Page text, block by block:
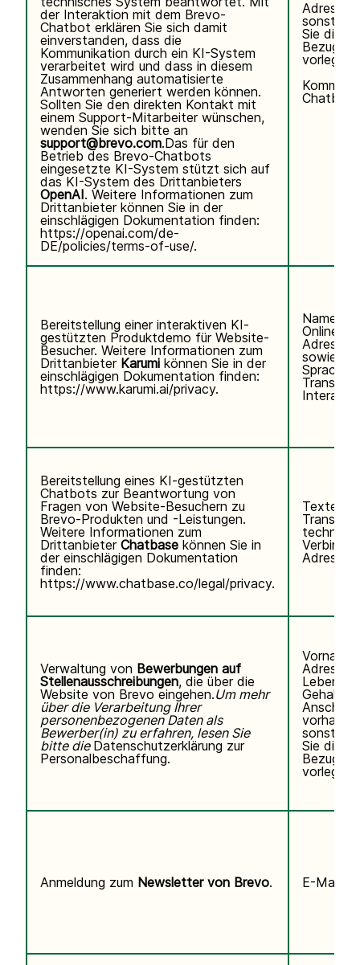
der Interaktion mit dem Brevo-
Chatbot erklären Sie sich damit
einverstanden, dass die
Kommunikation durch ein KI-System
verarbeitet wird und dass in diesem
Zusammenhang automatisierte
Antworten generiert werden können.
Sollten Sie den direkten Kontakt mit
einem Support-Mitarbeiter wünschen,
wenden Sie sich bitte an
support@brevo.com.Das für den
Betrieb des Brevo-Chatbots
eingesetzte KI-System stützt sich auf
das KI-System des Drittanbieters
OpenAI. Weitere Informationen zum
Drittanbieter können Sie in der
einschlägigen Dokumentation finden:
https://openai.com/de-
DE/policies/terms-of-use/.
Adresse,
Sie
Bezug
vorlegen.
Chatbot.
Bereitstellung einer interaktiven KI-
gestützten Produktdemo für Website-
Besucher. Weitere Informationen zum
Drittanbieter Karumi können Sie in der
einschlägigen Dokumentation finden:
https://www.karumi.ai/privacy.
Name,
Online-
sowie
Bereitstellung eines KI-gestützten
Chatbots zur Beantwortung von
Fragen von Website-Besuchern zu
Brevo-Produkten und -Leistungen.
Weitere Informationen zum
Drittanbieter Chatbase können Sie in
der einschlägigen Dokumentation
finden:
https://www.chatbase.co/legal/privacy.
Adresse,
Verwaltung von Bewerbungen auf
Stellenausschreibungen, die über die
Website von Brevo eingehen.Um mehr
über die Verarbeitung Ihrer
personenbezogenen Daten als
Bewerber(in) zu erfahren, lesen Sie
bitte die Datenschutzerklärung zur
Personalbeschaffung.
Adresse,
Sie
Bezug
vorlegen.
Anmeldung zum Newsletter von Brevo. E-Mail-